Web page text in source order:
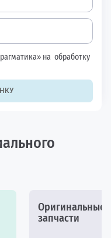
на обработку
Оригинальные
запчасти